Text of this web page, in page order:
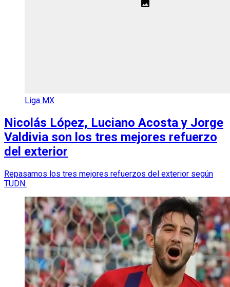
Liga MX
Nicolás López, Luciano Acosta y Jorge
Valdivia son los tres mejores refuerzo
del exterior
Repasamos los tres mejores refuerzos del exterior según
TUDN.